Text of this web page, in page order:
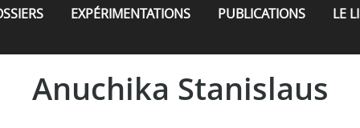
EXPÉRIMENTATIONS PUBLICATIONS LE
Anuchika Stanislaus